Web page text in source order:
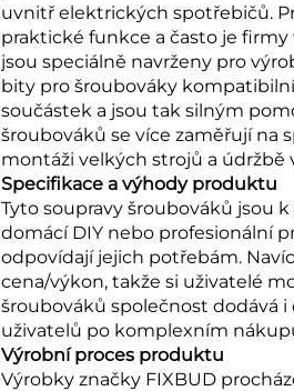
uvnitř elektrických spotřebičů.
praktické funkce a často je firmy
jsou speciálně navrženy pro
bity pro šroubováky
součástek a jsou tak silným
šroubováků se více zaměřují na
montáži velkých strojů a údržbě
Specifikace a výhody produktu
Tyto soupravy šroubováků jsou
domácí DIY nebo profesionální
odpovídají jejich potřebám.
cena/výkon, takže si uživatelé
šroubováků společnost dodává
uživatelů po komplexním
Výrobní proces produktu
Výrobky značky FIXBUD